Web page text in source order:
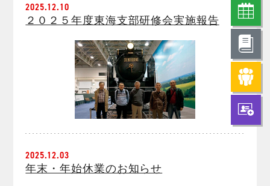
2025.12.10
２０２５年度東海支部研修会実施報告
2025.12.03
年末・年始休業のお知らせ